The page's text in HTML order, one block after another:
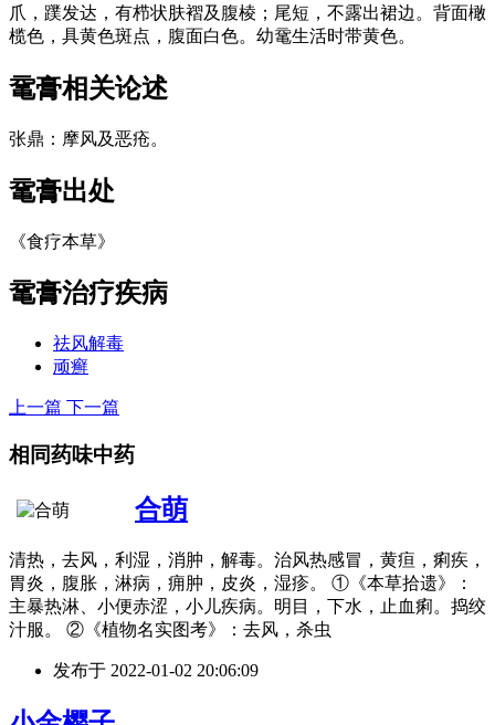
爪，蹼发达，有栉状肤褶及腹棱；尾短，不露出裙边。背面橄
榄色，具黄色斑点，腹面白色。幼鼋生活时带黄色。
鼋膏相关论述
张鼎：摩风及恶疮。
鼋膏出处
《食疗本草》
鼋膏治疗疾病
祛风解毒
顽癣
上一篇 下一篇
相同药味中药
合萌
清热，去风，利湿，消肿，解毒。治风热感冒，黄疸，痢疾，
胃炎，腹胀，淋病，痈肿，皮炎，湿疹。 ①《本草拾遗》：
主暴热淋、小便赤涩，小儿疾病。明目，下水，止血痢。捣绞
汁服。 ②《植物名实图考》：去风，杀虫
发布于 2022-01-02 20:06:09